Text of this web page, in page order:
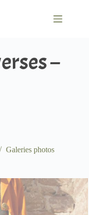
–
Galeries photos